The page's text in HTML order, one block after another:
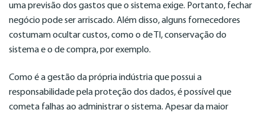
uma previsão dos gastos que o sistema exige. Portanto, fechar
negócio pode ser arriscado. Além disso, alguns fornecedores
costumam ocultar custos, como o de TI, conservação do
sistema e o de compra, por exemplo.
Como é a gestão da própria indústria que possui a
responsabilidade pela proteção dos dados, é possível que
cometa falhas ao administrar o sistema. Apesar da maior